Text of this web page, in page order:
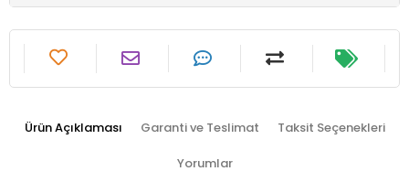
Ürün Açıklaması Garanti ve Teslimat Taksit Seçenekleri
Yorumlar